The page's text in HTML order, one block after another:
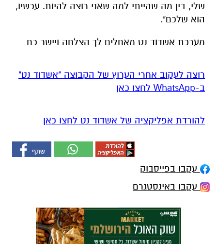
שלי, בין מה שהייתי למה שאני רוצה להיות. עכשיו,
הוא שלכם".
מערכת אשדוד נט מאחלים לך הצלחה ויישר כח
רוצה לעקוב אחרי הערוץ של הקבוצה "אשדוד נט"
ב-WhatsApp לחצו כאן
להורדת אפליקציה של אשדוד נט לחצו כאן
עקבו בפייסבוק
עקבו באינסטגרם